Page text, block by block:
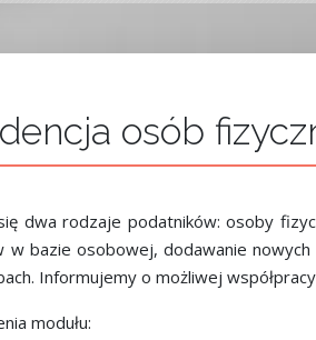
osób
dwa rodzaje podatników: osoby
w bazie osobowej, dodawanie
Informujemy o możliwej
modułu: